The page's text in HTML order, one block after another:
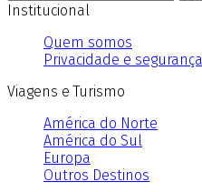
Institucional
Quem somos
Privacidade e segurança
Viagens e Turismo
América do Norte
América do Sul
Europa
Outros Destinos